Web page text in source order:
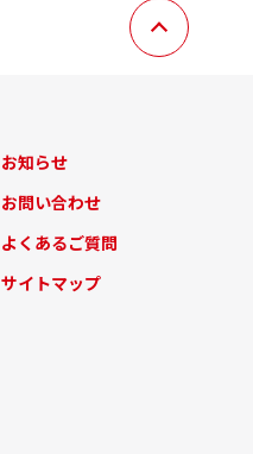
お知らせ
お問い合わせ
よくあるご質問
サイトマップ